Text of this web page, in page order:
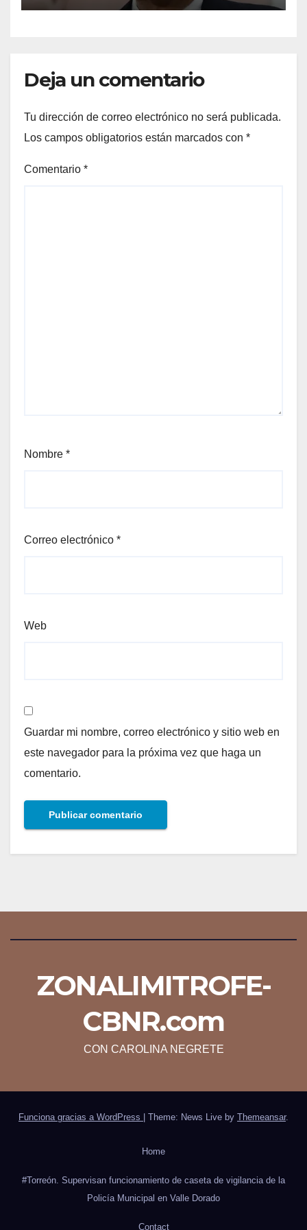
Deja un comentario
Tu dirección de correo electrónico no será publicada.
Los campos obligatorios están marcados con *
Comentario *
Nombre *
Correo electrónico *
Web
Guardar mi nombre, correo electrónico y sitio web en
este navegador para la próxima vez que haga un
comentario.
ZONALIMITROFE-
CBNR.com
CON CAROLINA NEGRETE
Funciona gracias a WordPress Theme: News Live by Themeansar.
Home
#Torreón. Supervisan funcionamiento de caseta de vigilancia de la
Policía Municipal en Valle Dorado
Contact